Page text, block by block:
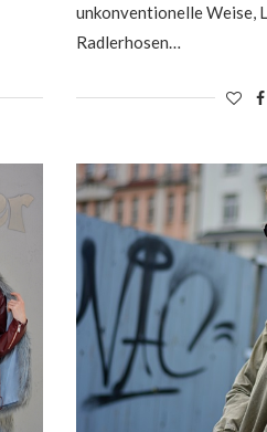
unkonventionelle Weise,
Radlerhosen…